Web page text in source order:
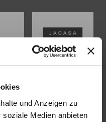
und Anzeigen zu
Medien anbieten